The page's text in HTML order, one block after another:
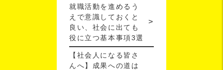
就職活動を進めるう
えで意識しておくと
良い、社会に出ても
役に立つ基本事項3選
【社会人になる皆さ
んへ】成果への道は